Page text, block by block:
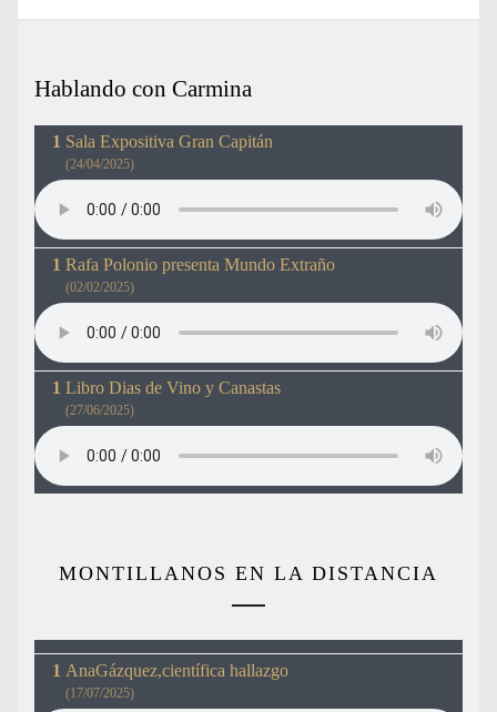
Hablando con Carmina
Sala Expositiva Gran Capitán
(24/04/2025)
Rafa Polonio presenta Mundo Extraño
(02/02/2025)
Libro Dias de Vino y Canastas
(27/06/2025)
MONTILLANOS EN LA DISTANCIA
AnaGázquez,científica hallazgo
(17/07/2025)